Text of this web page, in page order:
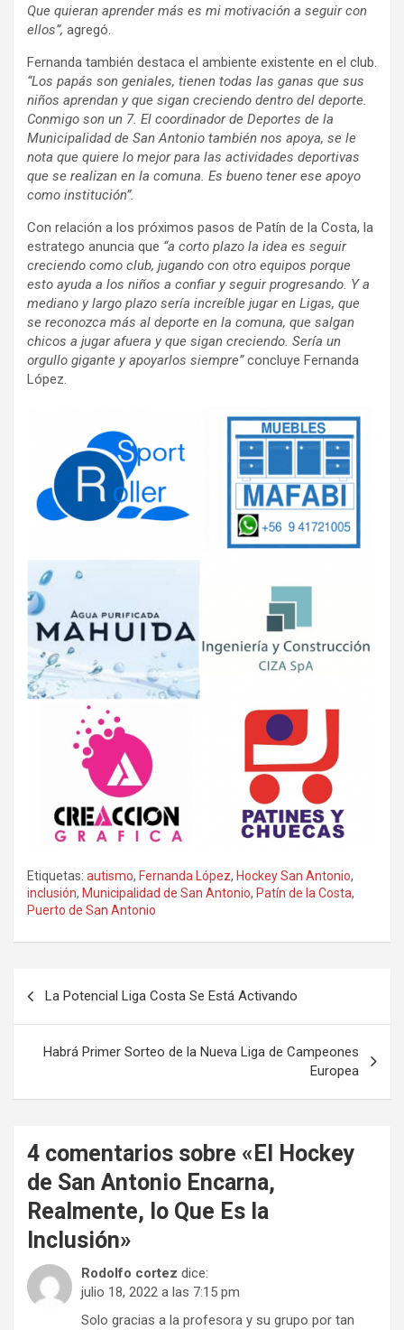
Que quieran aprender más es mi motivación a seguir con
ellos”, agregó.
Fernanda también destaca el ambiente existente en el club.
“Los papás son geniales, tienen todas las ganas que sus
niños aprendan y que sigan creciendo dentro del deporte.
Conmigo son un 7. El coordinador de Deportes de la
Municipalidad de San Antonio también nos apoya, se le
nota que quiere lo mejor para las actividades deportivas
que se realizan en la comuna. Es bueno tener ese apoyo
como institución”.
Con relación a los próximos pasos de Patín de la Costa, la
estratego anuncia que “a corto plazo la idea es seguir
creciendo como club, jugando con otro equipos porque
esto ayuda a los niños a confiar y seguir progresando. Y a
mediano y largo plazo sería increíble jugar en Ligas, que
se reconozca más al deporte en la comuna, que salgan
chicos a jugar afuera y que sigan creciendo. Sería un
orgullo gigante y apoyarlos siempre”concluye Fernanda
López.
Etiquetas: autismo, Fernanda López, Hockey San Antonio,
inclusión, Municipalidad de San Antonio, Patín de la Costa,
Puerto de San Antonio
entradas
La Potencial Liga Costa Se Está Activando
Habrá Primer Sorteo de la Nueva Liga de Campeones
Europea
4 comentarios sobre « El Hockey
de San Antonio Encarna,
Realmente, lo Que Es la
Inclusión»
Rodolfo cortez dice:
julio 18, 2022 a las 7:15 pm
Solo gracias a la profesora y su grupo por tan